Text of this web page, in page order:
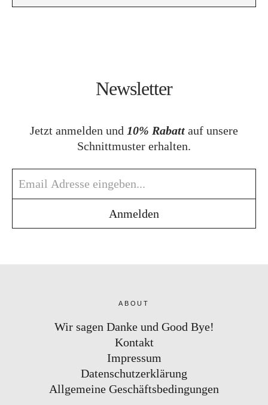
Newsletter
Jetzt anmelden und 10% Rabatt auf unsere
Schnittmuster erhalten.
ABOUT
Wir sagen Danke und Good Bye!
Kontakt
Impressum
Datenschutzerklärung
Allgemeine Geschäftsbedingungen